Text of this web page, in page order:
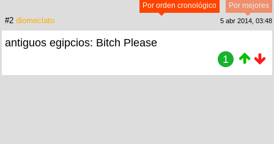
Por mejores
Por orden cronológico
#2 diomeclato 5 abr 2014, 03:48
antiguos egipcios: Bitch Please
1